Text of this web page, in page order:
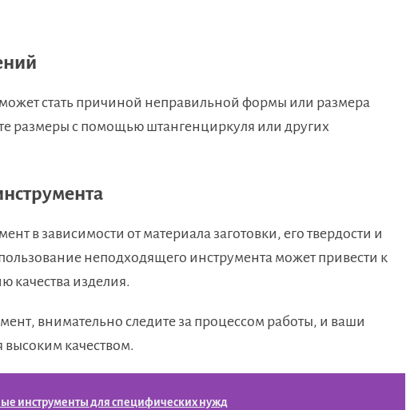
стать причиной неправильной формы или размера
размеры с помощью штангенциркуля или других
в зависимости от материала заготовки, его твердости и
неподходящего инструмента может привести к
качества изделия.
внимательно следите за процессом работы, и ваши
высоким качеством.
инструменты для специфических нужд